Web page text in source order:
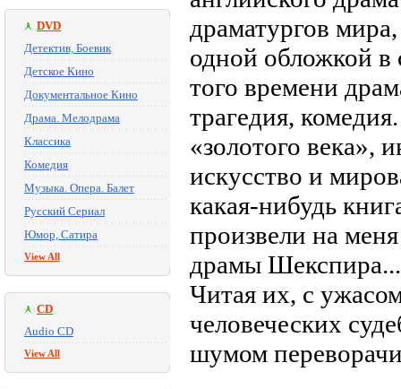
DVD
Детектив, Боевик
Детское Кино
Документальное Кино
Драма. Мелодрама
Классика
Комедия
Музыка. Опера. Балет
Русский Сериал
Юмор, Сатира
View All
CD
Audio CD
View All
драматургов
одной обложкой в
того времени
трагедия,
«золотого века»,
искусство и
какая-нибудь
произвели на
драмы Шекспира...
Читая их, с
человеческих
шумом